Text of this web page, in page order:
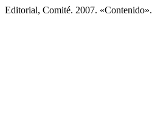
Editorial, Comité. 2007. «Contenido».